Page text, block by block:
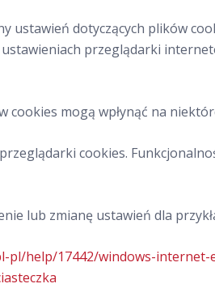
ustawień dotyczących plików
przeglądarki
mogą wpłynąć na
cookies.
lub zmianę ustawień dla
pl/help/17442/windows-internet-